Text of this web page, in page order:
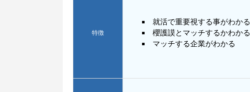
特徴
就活で重要視する事がわかる
櫻護謨とマッチするかわかる
マッチする企業がわかる